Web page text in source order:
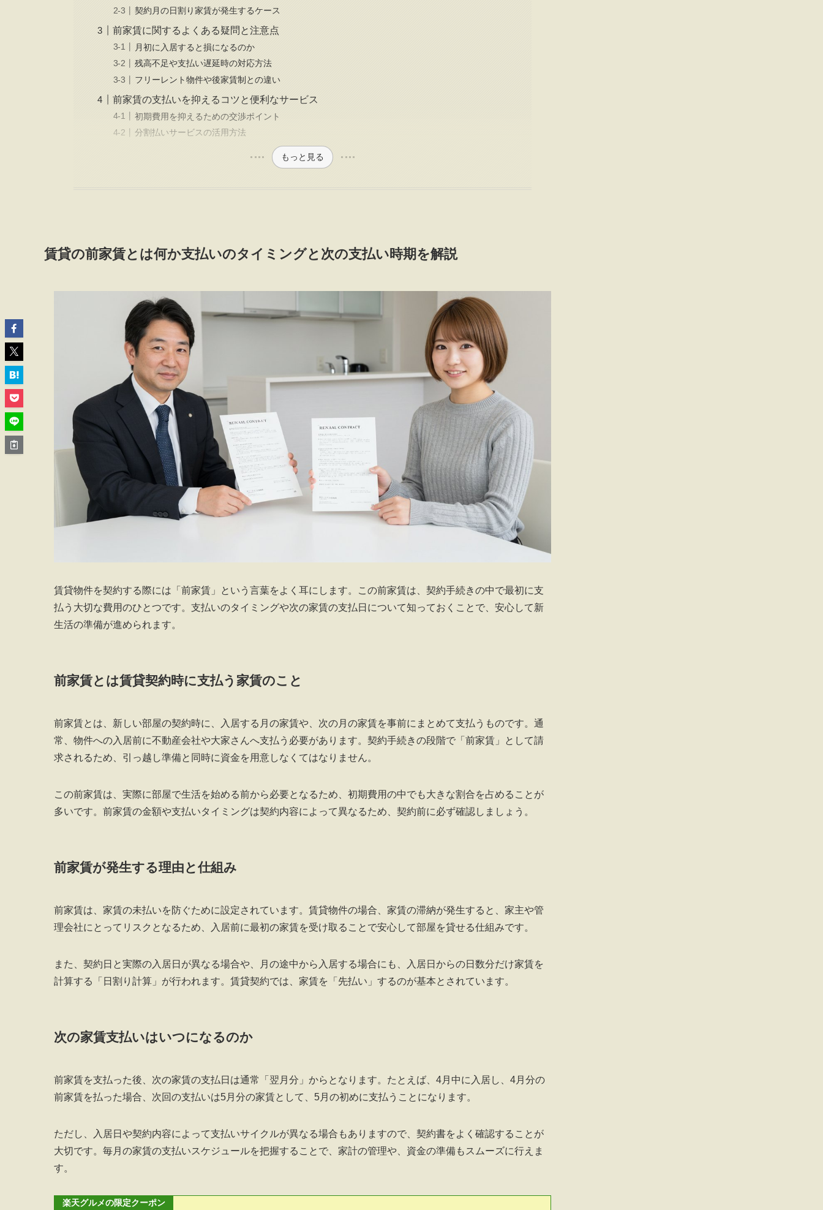
契約月の日割り家賃が発生するケース
前家賃に関するよくある疑問と注意点
月初に入居すると損になるのか
残高不足や支払い遅延時の対応方法
フリーレント物件や後家賃制との違い
前家賃の支払いを抑えるコツと便利なサービス
初期費用を抑えるための交渉ポイント
分割払いサービスの活用方法
もっと見る
賃貸の前家賃とは何か支払いのタイミングと次の支払い時期を解説
賃貸物件を契約する際には「前家賃」という言葉をよく耳にします。この前家賃は、契約手続きの中で最初に支
払う大切な費用のひとつです。支払いのタイミングや次の家賃の支払日について知っておくことで、安心して新
生活の準備が進められます。
前家賃とは賃貸契約時に支払う家賃のこと
前家賃とは、新しい部屋の契約時に、入居する月の家賃や、次の月の家賃を事前にまとめて支払うものです。通
常、物件への入居前に不動産会社や大家さんへ支払う必要があります。契約手続きの段階で「前家賃」として請
求されるため、引っ越し準備と同時に資金を用意しなくてはなりません。
この前家賃は、実際に部屋で生活を始める前から必要となるため、初期費用の中でも大きな割合を占めることが
多いです。前家賃の金額や支払いタイミングは契約内容によって異なるため、契約前に必ず確認しましょう。
前家賃が発生する理由と仕組み
前家賃は、家賃の未払いを防ぐために設定されています。賃貸物件の場合、家賃の滞納が発生すると、家主や管
理会社にとってリスクとなるため、入居前に最初の家賃を受け取ることで安心して部屋を貸せる仕組みです。
また、契約日と実際の入居日が異なる場合や、月の途中から入居する場合にも、入居日からの日数分だけ家賃を
計算する「日割り計算」が行われます。賃貸契約では、家賃を「先払い」するのが基本とされています。
次の家賃支払いはいつになるのか
前家賃を支払った後、次の家賃の支払日は通常「翌月分」からとなります。たとえば、4月中に入居し、4月分の
前家賃を払った場合、次回の支払いは5月分の家賃として、5月の初めに支払うことになります。
ただし、入居日や契約内容によって支払いサイクルが異なる場合もありますので、契約書をよく確認することが
大切です。毎月の家賃の支払いスケジュールを把握することで、家計の管理や、資金の準備もスムーズに行えま
す。
楽天グルメの限定クーポン